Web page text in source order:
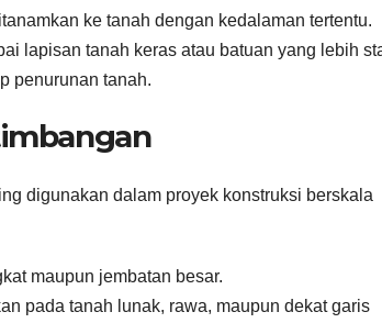
ke tanah dengan kedalaman tertentu.
lapisan tanah keras atau batuan yang lebih
penurunan tanah.
digunakan dalam proyek konstruksi berskala
maupun jembatan besar.
pada tanah lunak, rawa, maupun dekat garis